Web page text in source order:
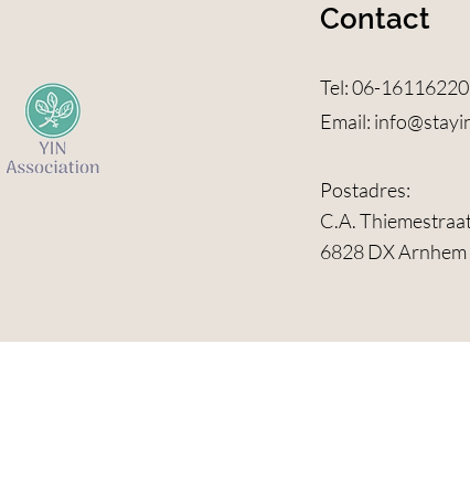
Contact
Tel: 06-16116220
Email:
Postadres:
C.A.
6828 DX Arnhem